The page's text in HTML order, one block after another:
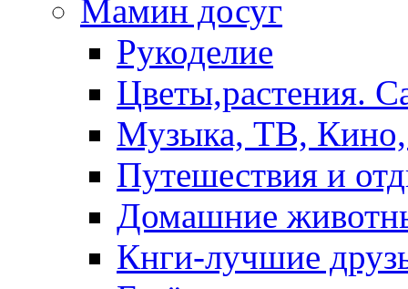
Мамин досуг
Рукоделие
Цветы,растения.
Музыка, ТВ,
Путешествия и
Домашние
Кнги-лучшие